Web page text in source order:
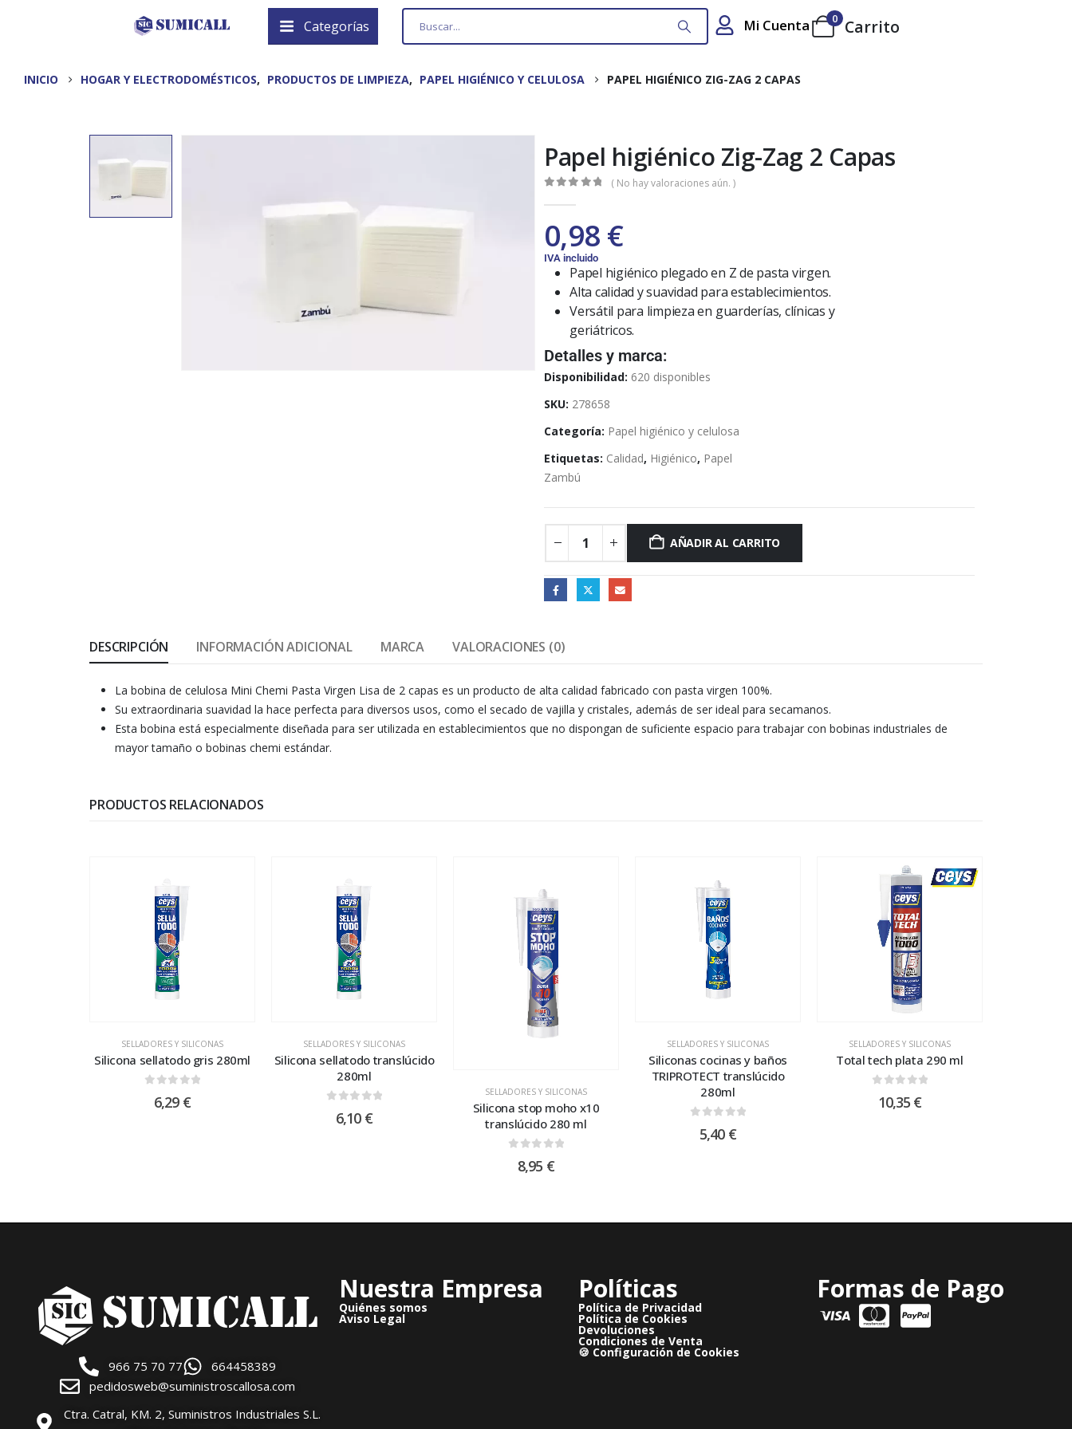
Categorías Mi Cuenta 0 Carrito
INICIO HOGAR Y ELECTRODOMÉSTICOS, PRODUCTOS DE LIMPIEZA, PAPEL HIGIÉNICO Y CELULOSA PAPEL HIGIÉNICO ZIG-ZAG 2 CAPAS
Papel higiénico Zig-Zag 2 Capas
( No hay valoraciones aún. )
0,98 €
IVA incluido
Papel higiénico plegado en Z de pasta virgen.
Alta calidad y suavidad para establecimientos.
Versátil para limpieza en guarderías, clínicas y
geriátricos.
Detalles y marca:
Disponibilidad: 620 disponibles
SKU: 278658
Categoría: Papel higiénico y celulosa
Etiquetas: Calidad, Higiénico, Papel
Zambú
AÑADIR AL CARRITO
DESCRIPCIÓN INFORMACIÓN ADICIONAL MARCA VALORACIONES (0)
La bobina de celulosa Mini Chemi Pasta Virgen Lisa de 2 capas es un producto de alta calidad fabricado con pasta virgen 100%.
Su extraordinaria suavidad la hace perfecta para diversos usos, como el secado de vajilla y cristales, además de ser ideal para secamanos.
Esta bobina está especialmente diseñada para ser utilizada en establecimientos que no dispongan de suficiente espacio para trabajar con bobinas industriales de
mayor tamaño o bobinas chemi estándar.
PRODUCTOS RELACIONADOS
SELLADORES Y SILICONAS
Silicona sellatodo gris 280ml
6,29 €
SELLADORES Y SILICONAS
Silicona sellatodo translúcido
280ml
6,10 €
SELLADORES Y SILICONAS
Silicona stop moho x10
translúcido 280 ml
8,95 €
SELLADORES Y SILICONAS
Siliconas cocinas y baños
TRIPROTECT translúcido
280ml
5,40 €
SELLADORES Y SILICONAS
Total tech plata 290 ml
10,35 €
966 75 70 77
664458389
pedidosweb@suministroscallosa.com
Ctra. Catral, KM. 2, Suministros Industriales S.L.
Nuestra Empresa
Quiénes somos
Aviso Legal
Políticas
Política de Privacidad
Política de Cookies
Devoluciones
Condiciones de Venta
🍪 Configuración de Cookies
Formas de Pago